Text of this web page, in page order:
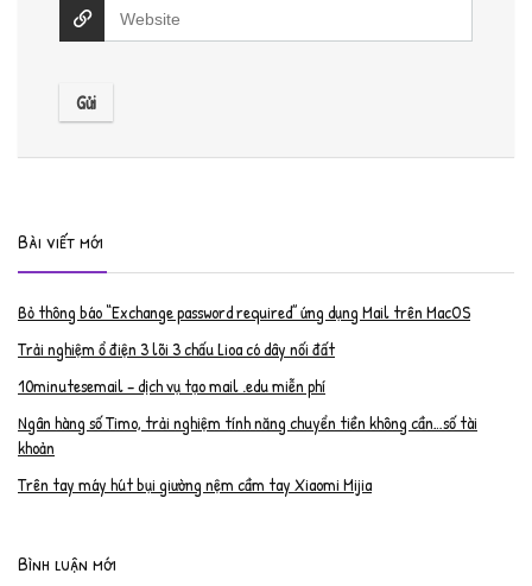
Bài viết mới
Bỏ thông báo “Exchange password required” ứng dụng Mail trên MacOS
Trải nghiệm ổ điện 3 lõi 3 chấu Lioa có dây nối đất
10minutesemail – dịch vụ tạo mail .edu miễn phí
Ngân hàng số Timo, trải nghiệm tính năng chuyển tiền không cần…số tài
khoản
Trên tay máy hút bụi giường nệm cầm tay Xiaomi Mijia
Bình luận mới